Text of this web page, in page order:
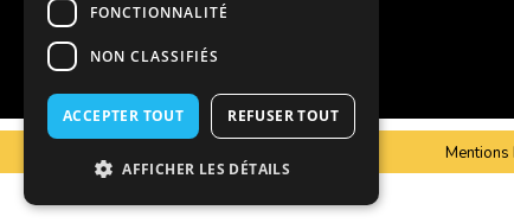
Mentions
FONCTIONNALITÉ
NON CLASSIFIÉS
ACCEPTER TOUT REFUSER TOUT
AFFICHER LES DÉTAILS